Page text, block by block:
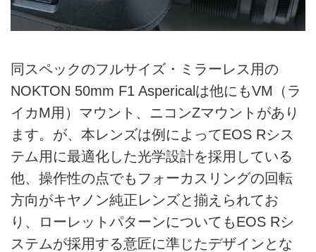
同スペックのフルサイズ・ミラーレス用の
NOKTON 50mm F1 Aspericalは他にもVM（ラ
イカM用）マウント、ニコンZマウントがあり
ます。が、本レンズは例によってEOS Rシス
テム用に最適化した光学設計を採用している
他、操作性の点でもフォーカスリングの回転
方向がキヤノン純正レンズと揃えられてお
り、ローレットパターンについてもEOS Rシ
ステムが採用する意匠に準じたデザインとな